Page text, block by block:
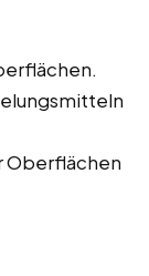
Oberflächen